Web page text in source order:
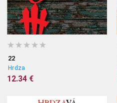
22
Hrdza
12.34 €